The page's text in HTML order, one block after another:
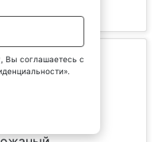
Вы соглашаетесь с